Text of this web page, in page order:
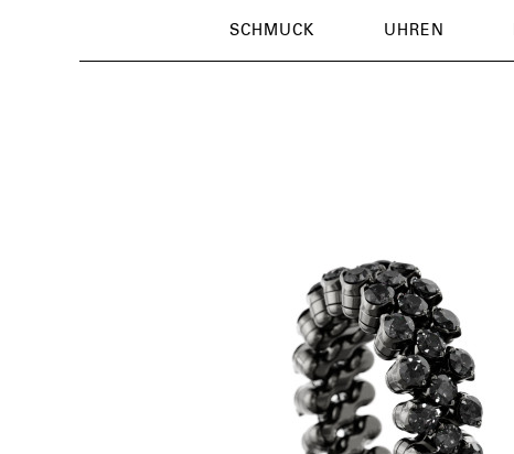
SCHMUCK UHREN